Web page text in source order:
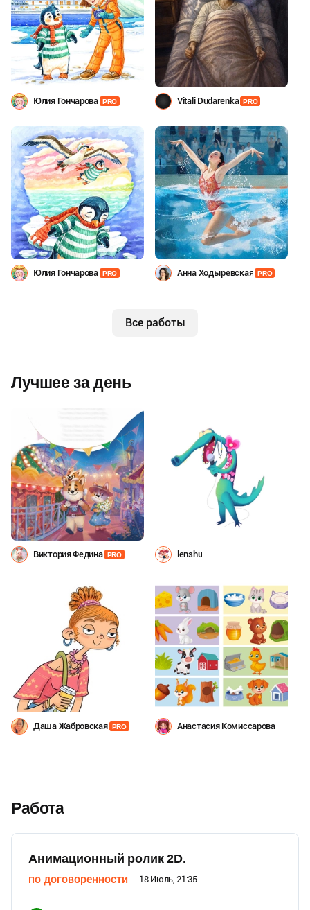
Юлия Гончарова PRO Vitali Dudarenka PRO
Юлия Гончарова PRO Анна Ходыревская PRO
Все работы
Лучшее за день
Виктория Федина PRO lenshu
Даша Жабровская PRO Анастасия Комиссарова
Работа
Анимационный ролик 2D.
по договоренности 18 Июль, 21:35